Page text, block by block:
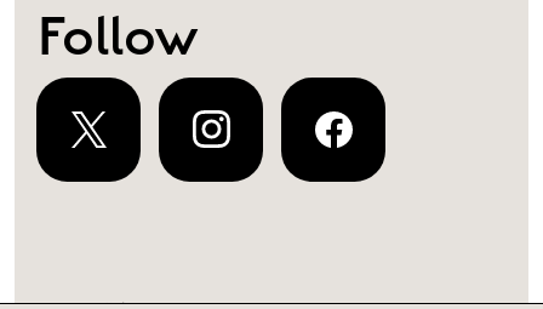
Follow